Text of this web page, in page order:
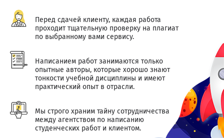
Перед сдачей клиенту, каждая работа
проходит тщательную проверку на плагиат
по выбранному вами сервису.
Написанием работ занимаются только
опытные авторы, которые хорошо знают
тонкости учебной дисциплины и имеют
практический опыт в отрасли.
Мы строго храним тайну сотрудничества
между агентством по написанию
студенческих работ и клиентом.